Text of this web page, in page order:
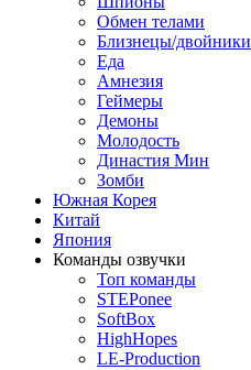
Обмен телами
Близнецы/двойники
Еда
Амнезия
Геймеры
Демоны
Молодость
Династия Мин
Зомби
Южная Корея
Китай
Япония
Команды озвучки
Топ команды
STEPonee
SoftBox
HighHopes
LE-Production